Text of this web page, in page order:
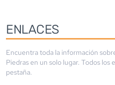
ENLACES
Encuentra toda la información
Piedras en un solo lugar. Todos los
pestaña.